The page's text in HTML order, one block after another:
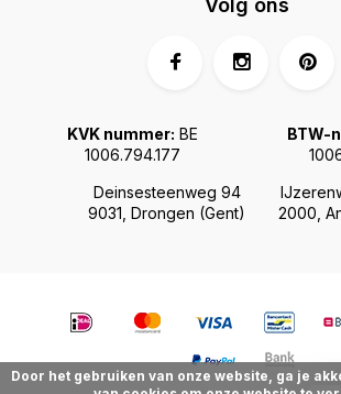
Deinsesteenweg 94
9031, Drongen (Gent)
2000,
KVK nummer: BE
1006.794.177
BTW-
Volg ons
Door het gebruiken van onze website, ga je